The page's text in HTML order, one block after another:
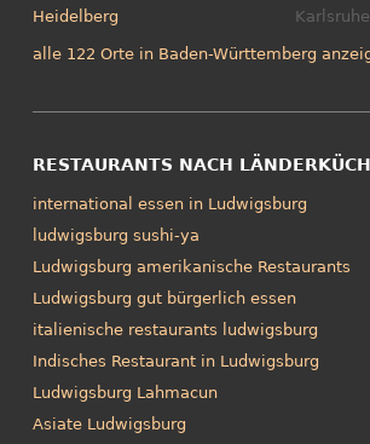
Heidelberg
Karlsruhe
alle 122 Orte in Baden-Württemberg
RESTAURANTS NACH
international essen in Ludwigsburg
ludwigsburg sushi-ya
Ludwigsburg amerikanische Restaurants
Ludwigsburg gut bürgerlich essen
italienische restaurants ludwigsburg
Indisches Restaurant in Ludwigsburg
Ludwigsburg Lahmacun
Asiate Ludwigsburg